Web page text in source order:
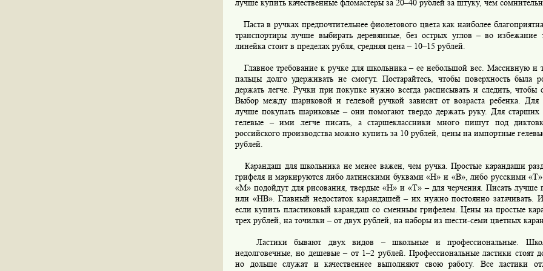
лучше купить качественные фломастеры за 20–40 рублей за штуку, чем
Паста в ручках предпочтительнее фиолетового цвета как наиболее
транспортиры лучше выбирать деревянные, без острых углов – во избежание
линейка стоит в пределах рубля, средняя цена – 10–15 рублей.
Главное требование к ручке для школьника – ее небольшой вес. Массивную и
пальцы долго удерживать не смогут. Постарайтесь, чтобы поверхность была
держать легче. Ручки при покупке нужно всегда расписывать и следить,
Выбор между шариковой и гелевой ручкой зависит от возраста ребенка.
лучше покупать шариковые – они помогают твердо держать руку. Для старших
гелевые – ими легче писать, а старшеклассники много пишут под
российского производства можно купить за 10 рублей, цены на импортные
рублей.
Карандаш для школьника не менее важен, чем ручка. Простые карандаши
грифеля и маркируются либо латинскими буквами «Н» и «В», либо русскими
«М» подойдут для рисования, твердые «Н» и «Т» – для черчения. Писать
или «НВ». Главный недостаток карандашей – их нужно постоянно затачивать.
если купить пластиковый карандаш со сменным грифелем. Цены на простые
трех рублей, на точилки – от двух рублей, на наборы из шести-семи цветных
Ластики бывают двух видов – школьные и профессиональные.
недолговечные, но дешевые – от 1–2 рублей. Профессиональные ластики стоят
но дольше служат и качественнее выполняют свою работу. Все ластики